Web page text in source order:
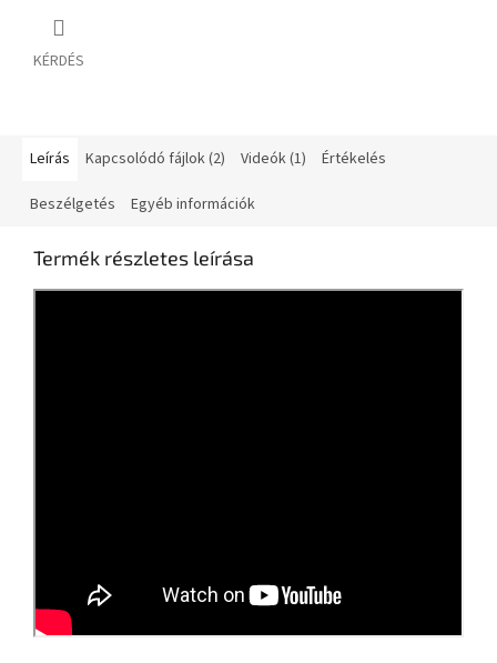
KÉRDÉS
Leírás Kapcsolódó fájlok (2) Videók (1) Értékelés
Beszélgetés Egyéb információk
Termék részletes leírása